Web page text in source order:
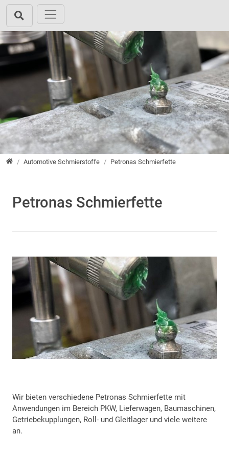
Direkt zur Hauptnavigation springen
Direkt zum Inhalt springen
root Automotive Schmierstoffe Petronas Schmierfette
Petronas Schmierfette
Wir bieten verschiedene Petronas Schmierfette mit
Anwendungen im Bereich PKW, Lieferwagen, Baumaschinen,
Getriebekupplungen, Roll- und Gleitlager und viele weitere
an.